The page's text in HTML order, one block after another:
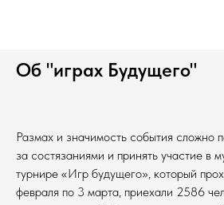
Об "играх Будущего"
Размах и значимость события сложно
за состязаниями и принять участие в
турнире «Игр будущего», который
февраля по 3 марта, приехали 2586